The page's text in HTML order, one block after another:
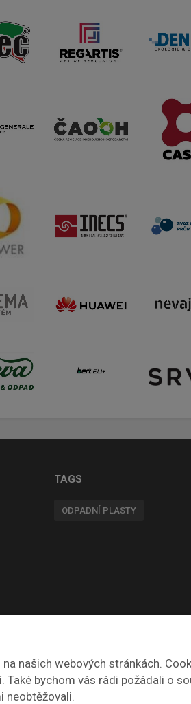
našich webových stránkách.
bychom vás rádi požádali o
neobtěžovali.
TAGS
ODPADNÍ PLASTY